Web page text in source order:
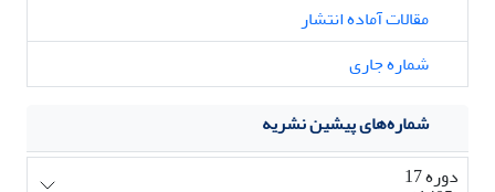
مقالات آماده انتشار
شماره جاری
شماره‌های پیشین نشریه
دوره 17